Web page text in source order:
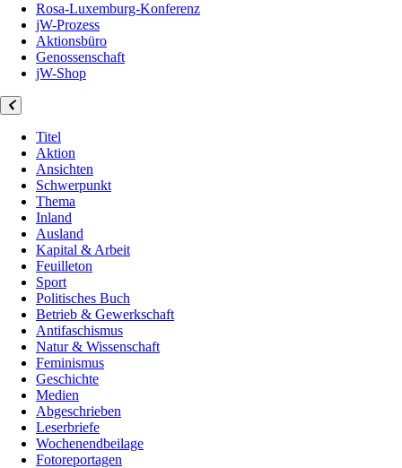
Rosa-Luxemburg-Konferenz
jW-Prozess
Aktionsbüro
Genossenschaft
jW-Shop
Titel
Aktion
Ansichten
Schwerpunkt
Thema
Inland
Ausland
Kapital & Arbeit
Feuilleton
Sport
Politisches Buch
Betrieb & Gewerkschaft
Antifaschismus
Natur & Wissenschaft
Feminismus
Geschichte
Medien
Abgeschrieben
Leserbriefe
Wochenendbeilage
Fotoreportagen